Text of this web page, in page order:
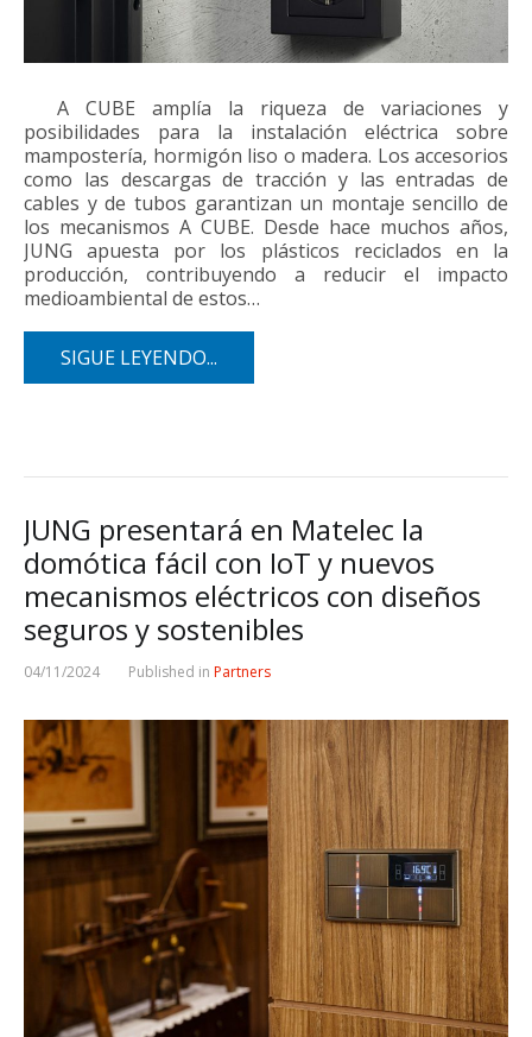
A CUBE amplía la riqueza de variaciones y
posibilidades para la instalación eléctrica sobre
mampostería, hormigón liso o madera. Los accesorios
como las descargas de tracción y las entradas de
cables y de tubos garantizan un montaje sencillo de
los mecanismos A CUBE. Desde hace muchos años,
JUNG apuesta por los plásticos reciclados en la
producción, contribuyendo a reducir el impacto
medioambiental de estos…
SIGUE LEYENDO...
JUNG presentará en Matelec la
domótica fácil con IoT y nuevos
mecanismos eléctricos con diseños
seguros y sostenibles
04/11/2024 Published in Partners